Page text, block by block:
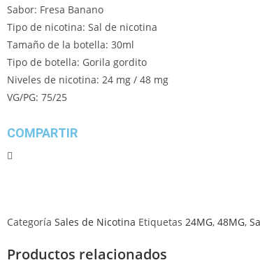
Sabor: Fresa Banano
Tipo de nicotina: Sal de nicotina
Tamaño de la botella: 30ml
Tipo de botella: Gorila gordito
Niveles de nicotina: 24 mg / 48 mg
VG/PG: 75/25
COMPARTIR
Categoría Sales de Nicotina Etiquetas 24MG, 48MG,
Productos relacionados